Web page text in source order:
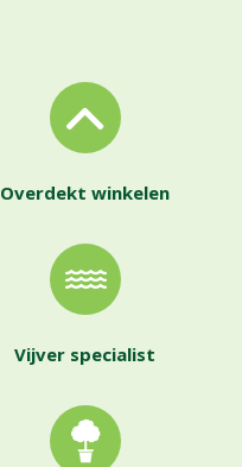
Overdekt winkelen
Vijver specialist